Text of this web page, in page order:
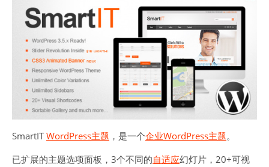
SmartITWordPress主题 ，是一个企业WordPress主题。
已扩展的主题选项面板，3个不同的自适应幻灯片，20+可视